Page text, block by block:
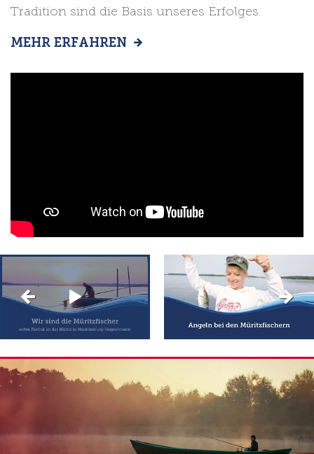
Tradition sind die Basis unseres Erfolges.
MEHR ERFAHREN